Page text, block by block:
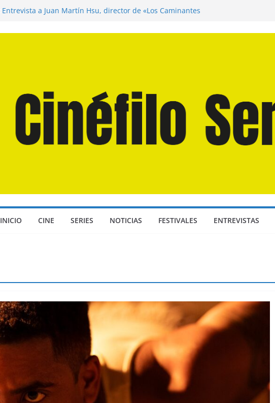
Entrevista a Juan Martín Hsu, director de «Los Caminantes
INICIO CINE SERIES NOTICIAS FESTIVALES ENTREVISTAS